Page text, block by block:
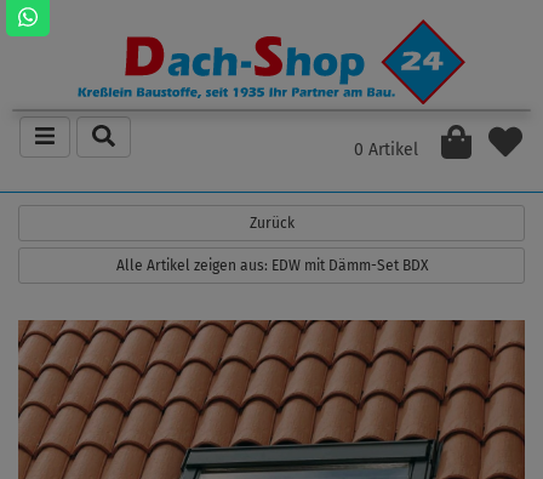
0 Artikel
Zurück
Alle Artikel zeigen aus: EDW mit Dämm-Set BDX